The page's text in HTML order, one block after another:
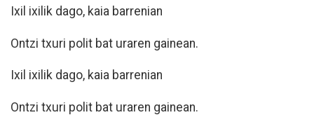
Ixil ixilik dago, kaia barrenian
Ontzi txuri polit bat uraren gainean.
Ixil ixilik dago, kaia barrenian
Ontzi txuri polit bat uraren gainean.